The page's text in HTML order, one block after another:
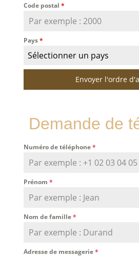
Code postal *
Pays*
Sélectionner un pays
Envoyer l'ordre
Demande de
Numéro de téléphone*
Prénom *
Nom de famille*
Adresse de messagerie*